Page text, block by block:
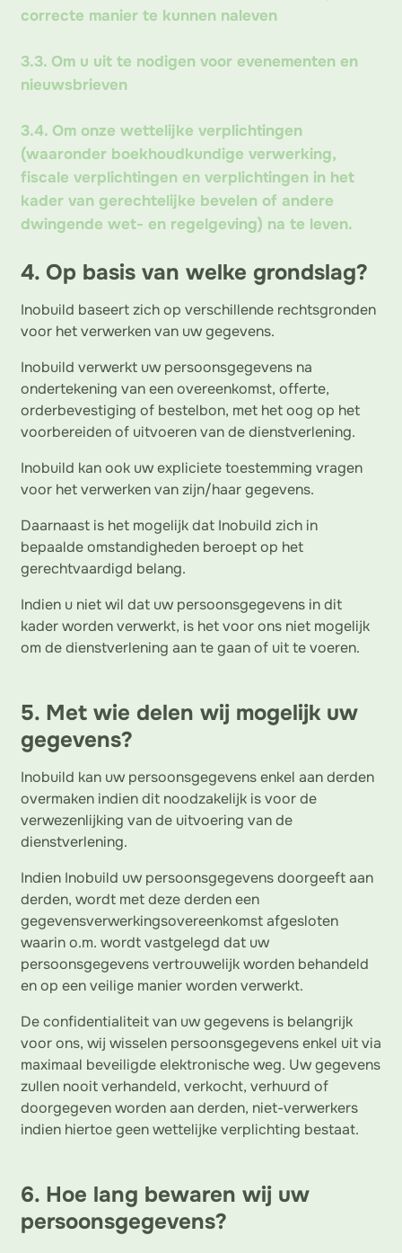
correcte manier te kunnen naleven
3.3. Om u uit te nodigen voor evenementen en
nieuwsbrieven
3.4. Om onze wettelijke verplichtingen
(waaronder boekhoudkundige verwerking,
fiscale verplichtingen en verplichtingen in het
kader van gerechtelijke bevelen of andere
dwingende wet- en regelgeving) na te leven.
4. Op basis van welke grondslag?
Inobuild baseert zich op verschillende rechtsgronden
voor het verwerken van uw gegevens.
Inobuild verwerkt uw persoonsgegevens na
ondertekening van een overeenkomst, offerte,
orderbevestiging of bestelbon, met het oog op het
voorbereiden of uitvoeren van de dienstverlening.
Inobuild kan ook uw expliciete toestemming vragen
voor het verwerken van zijn/haar gegevens.
Daarnaast is het mogelijk dat Inobuild zich in
bepaalde omstandigheden beroept op het
gerechtvaardigd belang.
Indien u niet wil dat uw persoonsgegevens in dit
kader worden verwerkt, is het voor ons niet mogelijk
om de dienstverlening aan te gaan of uit te voeren.
5. Met wie delen wij mogelijk uw
gegevens?
Inobuild kan uw persoonsgegevens enkel aan derden
overmaken indien dit noodzakelijk is voor de
verwezenlijking van de uitvoering van de
dienstverlening.
Indien Inobuild uw persoonsgegevens doorgeeft aan
derden, wordt met deze derden een
gegevensverwerkingsovereenkomst afgesloten
waarin o.m. wordt vastgelegd dat uw
persoonsgegevens vertrouwelijk worden behandeld
en op een veilige manier worden verwerkt.
De confidentialiteit van uw gegevens is belangrijk
voor ons, wij wisselen persoonsgegevens enkel uit via
maximaal beveiligde elektronische weg. Uw gegevens
zullen nooit verhandeld, verkocht, verhuurd of
doorgegeven worden aan derden, niet-verwerkers
indien hiertoe geen wettelijke verplichting bestaat.
6. Hoe lang bewaren wij uw
persoonsgegevens?